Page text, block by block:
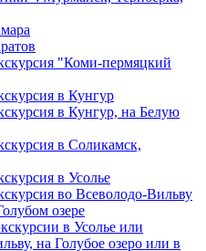
"Коми-пермяцкий
в Кунгур
в Кунгур, на Белую
в Соликамск,
в Усолье
во Всеволодо-Вильву
озере
в Усолье или
на Голубое озеро или в